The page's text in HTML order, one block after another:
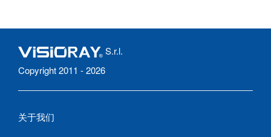
S.r.l.
Copyright 2011 - 2026
关于我们